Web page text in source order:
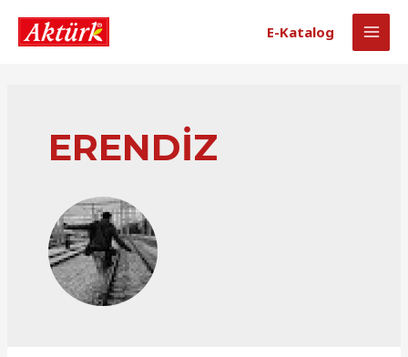
E-Katalog
ERENDIZ